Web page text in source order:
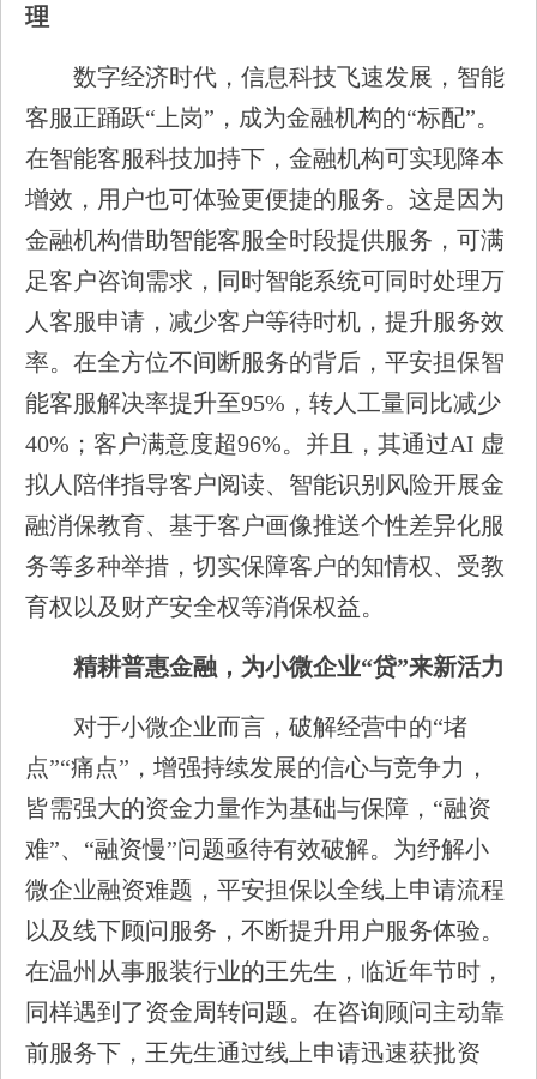
理
数字经济时代，信息科技飞速发展，智能
客服正踊跃“上岗”，成为金融机构的“标配”。
在智能客服科技加持下，金融机构可实现降本
增效，用户也可体验更便捷的服务。这是因为
金融机构借助智能客服全时段提供服务，可满
足客户咨询需求，同时智能系统可同时处理万
人客服申请，减少客户等待时机，提升服务效
率。在全方位不间断服务的背后，平安担保智
能客服解决率提升至95%，转人工量同比减少
40%；客户满意度超96%。并且，其通过AI 虚
拟人陪伴指导客户阅读、智能识别风险开展金
融消保教育、基于客户画像推送个性差异化服
务等多种举措，切实保障客户的知情权、受教
育权以及财产安全权等消保权益。
精耕普惠金融，为小微企业“贷”来新活力
对于小微企业而言，破解经营中的“堵
点”“痛点”，增强持续发展的信心与竞争力，
皆需强大的资金力量作为基础与保障，“融资
难”、“融资慢”问题亟待有效破解。为纾解小
微企业融资难题，平安担保以全线上申请流程
以及线下顾问服务，不断提升用户服务体验。
在温州从事服装行业的王先生，临近年节时，
同样遇到了资金周转问题。在咨询顾问主动靠
前服务下，王先生通过线上申请迅速获批资